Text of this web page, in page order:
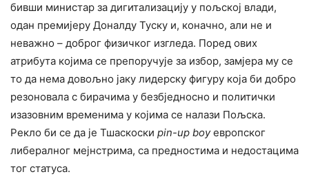
бивши министар за дигитализацију у пољској влади,
одан премијеру Доналду Туску и, коначно, али не и
неважно – доброг физичког изгледа. Поред ових
атрибута којима се препоручује за избор, замјера му се
то да нема довољно јаку лидерску фигуру која би добро
резоновала с бирачима у безбједносно и политички
изазовним временима у којима се налази Пољска.
Рекло би се да је Тшаскоски pin-up boyевропског
либералног мејнстрима, са предностима и недостацима
тог статуса.